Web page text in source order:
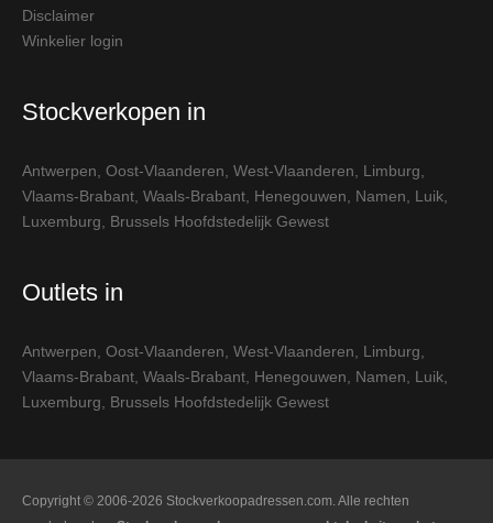
Disclaimer
Winkelier login
Stockverkopen in
Antwerpen Oost-Vlaanderen West-Vlaanderen Limburg
Vlaams-Brabant Waals-Brabant Henegouwen Namen Luik
Luxemburg
Brussels Hoofdstedelijk Gewest
Outlets in
Antwerpen Oost-Vlaanderen West-Vlaanderen Limburg
Vlaams-Brabant Waals-Brabant Henegouwen Namen Luik
Luxemburg
Brussels Hoofdstedelijk Gewest
Copyright © 2006-2026 Stockverkoopadressen.com. Alle rechten